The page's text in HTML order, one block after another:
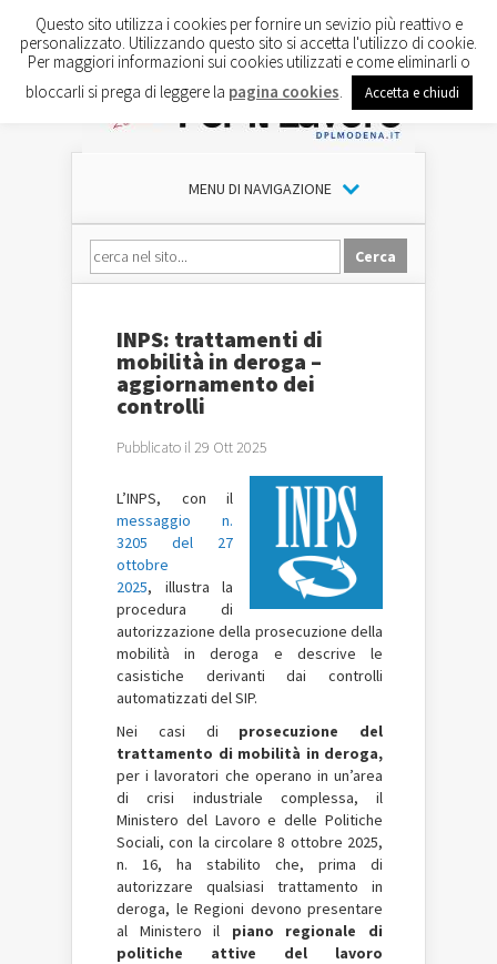
MENU DI NAVIGAZIONE
INPS: trattamenti di
mobilità in deroga –
aggiornamento dei
controlli
Pubblicato il 29 Ott 2025
L’INPS, con il
messaggio n.
3205 del 27
ottobre
2025, illustra la
procedura di
autorizzazione della prosecuzione della
mobilità in deroga e descrive le
casistiche derivanti dai controlli
automatizzati del SIP.
Nei casi di prosecuzione del
trattamento di mobilità in deroga,
per i lavoratori che operano in un’area
di crisi industriale complessa, il
Ministero del Lavoro e delle Politiche
Sociali, con la circolare 8 ottobre 2025,
n. 16, ha stabilito che, prima di
autorizzare qualsiasi trattamento in
deroga, le Regioni devono presentare
al Ministero il piano regionale di
politiche attive del lavoro
Questo sito utilizza i cookies per fornire un sevizio più reattivo e
personalizzato. Utilizzando questo sito si accetta l'utilizzo di cookie.
Per maggiori informazioni sui cookies utilizzati e come eliminarli o
bloccarli si prega di leggere la pagina cookies Accetta e chiudi